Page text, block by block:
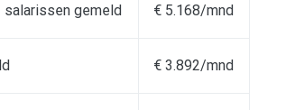
gemeld € 5.168/mnd
€ 3.892/mnd